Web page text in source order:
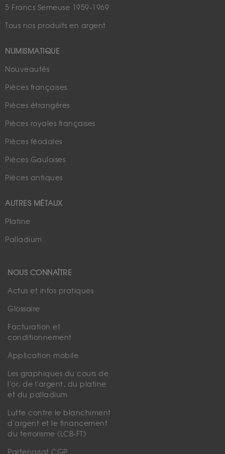
5 Francs Semeuse 1959-1969
Tous nos produits en argent
NUMISMATIQUE
Nouveautés
Pièces françaises
Pièces étrangères
Pièces royales françaises
Pièces féodales
Pièces Gauloises
Pièces antiques
AUTRES MÉTAUX
Platine
Palladium
NOUS CONNAÎTRE
Actus et infos pratiques
Glossaire
Facturation et
conditionnement
Application mobile
Les graphiques du cours de
l'or, de l'argent, du platine
et du palladium
Lutte contre le blanchiment
d'argent et le financement
du terrorisme (LCB-FT)